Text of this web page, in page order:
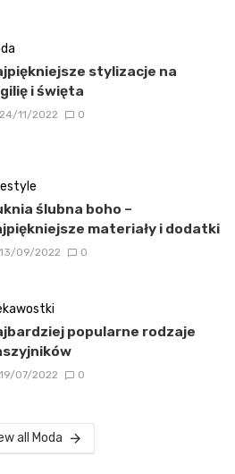
stylizacje na
i święta
24/11/2022 0
ślubna boho –
materiały i dodatki
13/09/2022 0
popularne rodzaje
19/07/2022 0
all Moda